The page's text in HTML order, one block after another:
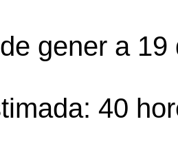
gener a 19
40